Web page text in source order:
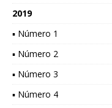
2019
▪ Número 1
▪ Número 2
▪ Número 3
▪ Número 4